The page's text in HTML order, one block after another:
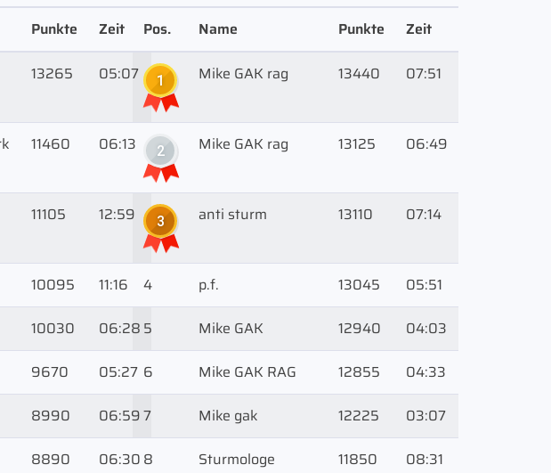
Punkte Zeit
13265 05:07
11460 06:13
11105 12:59
10095
11:16
10030
06:28
9670
05:27
8990
06:59
8890
06:30
Pos. Name Punkte Zeit
1 Mike GAK rag 13440 07:51
2 Mike GAK rag 13125 06:49
3 anti sturm 13110 07:14
4 p.f. 13045
05:51
5
Mike GAK 12940
04:03
6
Mike GAK RAG 12855
04:33
7
Mike gak 12225
03:07
8
Sturmologe 11850
08:31